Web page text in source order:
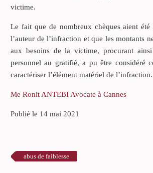
victime.
Le fait que de nombreux chèques aient
l’auteur de l’infraction et que les montants
aux besoins de la victime, procurant ainsi
personnel au gratifié, a pu être considéré
caractériser l’élément matériel de l’infraction.
Me Ronit ANTEBI Avocate à Cannes
Publié le 14 mai 2021
abus de faiblesse